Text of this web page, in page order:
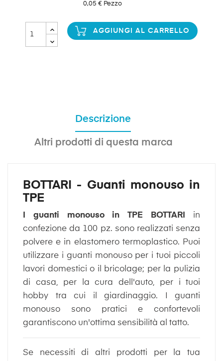
0,05 € Pezzo
AGGIUNGI AL CARRELLO
Descrizione
Altri prodotti di questa marca
BOTTARI - Guanti monouso in
TPE
I guanti monouso in TPE BOTTARI
in
confezione da 100 pz. sono realizzati senza
polvere e in elastomero termoplastico. Puoi
utilizzare i guanti monouso per i tuoi piccoli
lavori domestici o il bricolage; per la pulizia
di casa, per la cura dell'auto, per i tuoi
hobby tra cui il giardinaggio. I guanti
monouso sono pratici e confortevoli
garantiscono un'ottima sensibilità al tatto.
Se necessiti di altri prodotti per la tua